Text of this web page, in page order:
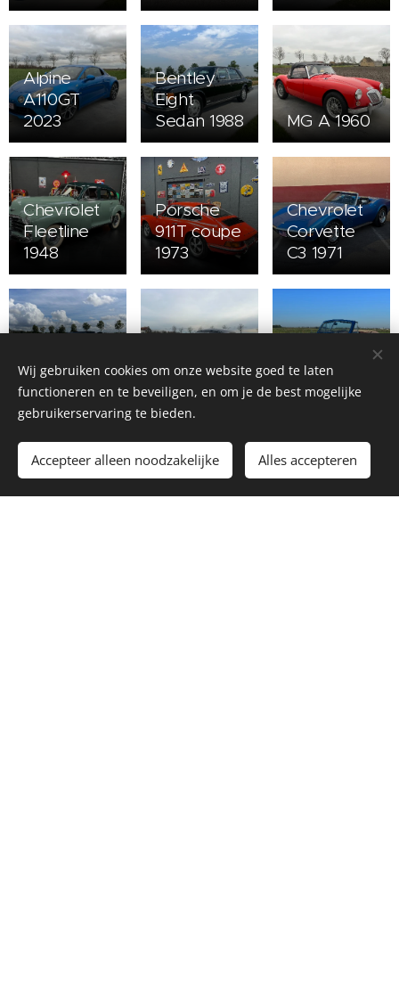
Alpine
A110GT
2023
Bentley
Eight
Sedan 1988
MG A 1960
Chevrolet
Fleetline
1948
Porsche
911T coupe
1973
Chevrolet
Corvette
C3 1971
Viper SRT-
10 2005
356 B 1960
Deluxe
1948
Ford
Thunderbird
Chevrolet
Camaro
Convertible
Cadillac
355D
Convertible
Wij gebruiken cookies om onze website goed te laten
functioneren en te beveiligen, en om je de best mogelijke
gebruikerservaring te bieden.
Accepteer alleen noodzakelijke Alles accepteren